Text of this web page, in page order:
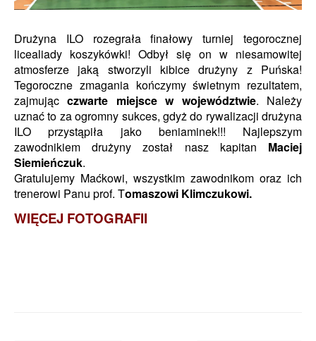
Drużyna ILO rozegrała finałowy turniej tegorocznej
licealiady koszykówki! Odbył się on w niesamowitej
atmosferze jaką stworzyli kibice drużyny z Puńska!
Tegoroczne zmagania kończymy świetnym rezultatem,
zajmującczwarte miejsce w województwie. Należy
uznać to za ogromny sukces, gdyż do rywalizacji drużyna
ILO przystąpiła jako beniaminek!!! Najlepszym
zawodnikiem drużyny został nasz kapitan Maciej
Siemieńczuk.
Gratulujemy Maćkowi, wszystkim zawodnikom oraz ich
trenerowi Panu prof. Tomaszowi Klimczukowi.
WIĘCEJ FOTOGRAFII